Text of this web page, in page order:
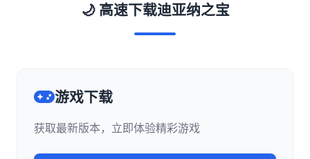
🌙 高速下载迪亚纳之宝
游戏下载
获取最新版本，立即体验精彩游戏